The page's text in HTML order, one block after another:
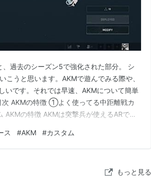
過去のシーズン5で強化された部分。 シ
うと思います。AKMで遊んでみる際や、
いです。それでは早速、AKMについて簡単
次 AKMの特徴 ①よく使ってる中距離戦カ
の特徴 AKMは突撃兵が使えるARで
た。 それがシーズン5で胸部のダメージ
ス #AKM #カスタム
もっと見る